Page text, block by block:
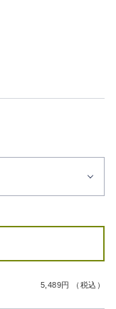
5,489円 （税込）